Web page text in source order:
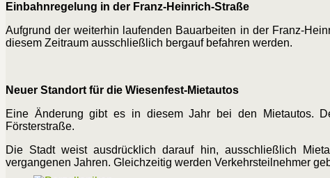
Einbahnregelung in der Franz-Heinrich-Straße
Aufgrund der weiterhin laufenden Bauarbeiten in der Franz-
diesem Zeitraum ausschließlich bergauf befahren werden.
Neuer Standort für die Wiesenfest-Mietautos
Eine Änderung gibt es in diesem Jahr bei den Mietautos.
Försterstraße.
Die Stadt weist ausdrücklich darauf hin, ausschließlich
vergangenen Jahren. Gleichzeitig werden Verkehrsteilnehmer